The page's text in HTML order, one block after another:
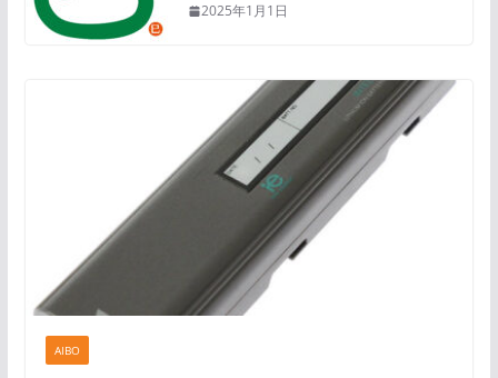
2025年1月1日
AIBO